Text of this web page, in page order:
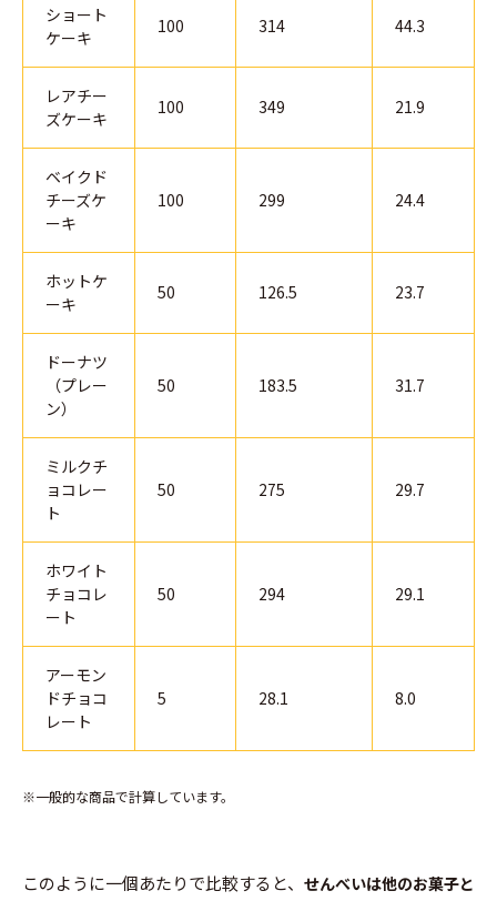
ショート
ケーキ
100 314 44.3
レアチー
ズケーキ
100 349 21.9
ベイクド
チーズケ
ーキ
100 299 24.4
ホットケ
ーキ
50 126.5 23.7
ドーナツ
（プレー
ン）
50 183.5 31.7
ミルクチ
ョコレー
ト
50 275 29.7
ホワイト
チョコレ
ート
50 294 29.1
アーモン
ドチョコ
レート
5 28.1 8.0
※一般的な商品で計算しています。
このように一個あたりで比較すると、 せんべいは他のお菓子と